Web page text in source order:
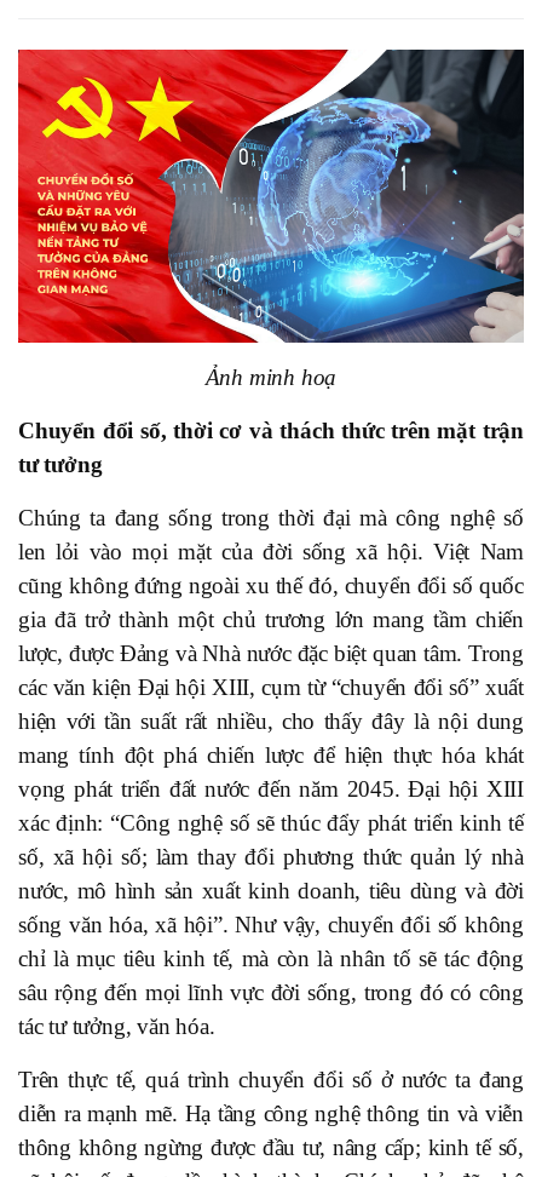
Ảnh minh hoạ
Chuyển đổi số, thời cơ và thách thức trên mặt trận
tư tưởng
Chúng ta đang sống trong thời đại mà công nghệ số
len lỏi vào mọi mặt của đời sống xã hội. Việt Nam
cũng không đứng ngoài xu thế đó, chuyển đổi số quốc
gia đã trở thành một chủ trương lớn mang tầm chiến
lược, được Đảng và Nhà nước đặc biệt quan tâm. Trong
các văn kiện Đại hội XIII, cụm từ “chuyển đổi số” xuất
hiện với tần suất rất nhiều, cho thấy đây là nội dung
mang tính đột phá chiến lược để hiện thực hóa khát
vọng phát triển đất nước đến năm 2045. Đại hội XIII
xác định: “Công nghệ số sẽ thúc đẩy phát triển kinh tế
số, xã hội số; làm thay đổi phương thức quản lý nhà
nước, mô hình sản xuất kinh doanh, tiêu dùng và đời
sống văn hóa, xã hội”. Như vậy, chuyển đổi số không
chỉ là mục tiêu kinh tế, mà còn là nhân tố sẽ tác động
sâu rộng đến mọi lĩnh vực đời sống, trong đó có công
tác tư tưởng, văn hóa.
Trên thực tế, quá trình chuyển đổi số ở nước ta đang
diễn ra mạnh mẽ. Hạ tầng công nghệ thông tin và viễn
thông không ngừng được đầu tư, nâng cấp; kinh tế số,